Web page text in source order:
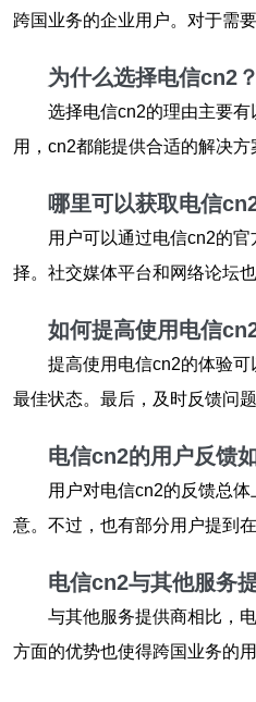
跨国业务的企业用户。对于需
为什么选择电信cn2？
选择电信cn2的理由主要
用，cn2都能提供合适的解决
哪里可以获取电信
用户可以通过电信cn2的
择。社交媒体平台和网络论坛
如何提高使用电信
提高使用电信cn2的体验
最佳状态。最后，及时反馈问
电信cn2的用户反馈
用户对电信cn2的反馈总
意。不过，也有部分用户提到
电信cn2与其他服务
与其他服务提供商相比，
方面的优势也使得跨国业务的